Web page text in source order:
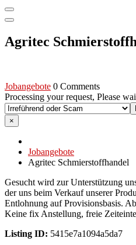
Agritec
Jobangebote 0 Comments
Processing your request, Please
×
Jobangebote
Agritec Schmierstoffhandel
Gesucht wird zur Unterstützung
der uns beim Verkauf unserer
Entlohnung auf Provisionsbasis.
Keine fix Anstellung, freie
Listing ID: 5415e7a1094a5da7